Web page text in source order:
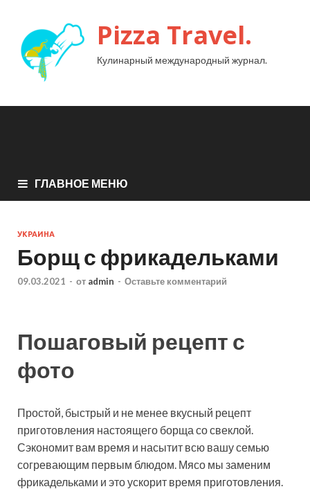
Pizza Travel.
Кулинарный международный журнал.
ГЛАВНОЕ МЕНЮ
УКРАИНА
Борщ с фрикадельками
09.03.2021 - от admin - Оставьте комментарий
Пошаговый рецепт с
фото
Простой, быстрый и не менее вкусный рецепт
приготовления настоящего борща со свеклой.
Сэкономит вам время и насытит всю вашу семью
согревающим первым блюдом. Мясо мы заменим
фрикадельками и это ускорит время приготовления.